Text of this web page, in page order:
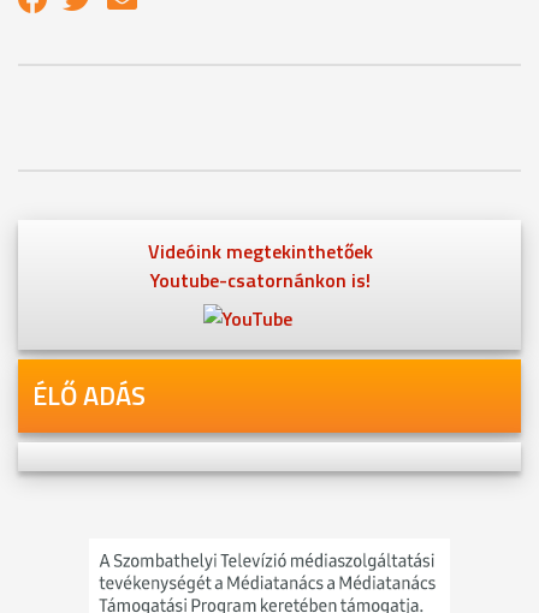
Videóink megtekinthetőek
Youtube-csatornánkon is!
ÉLŐ ADÁS